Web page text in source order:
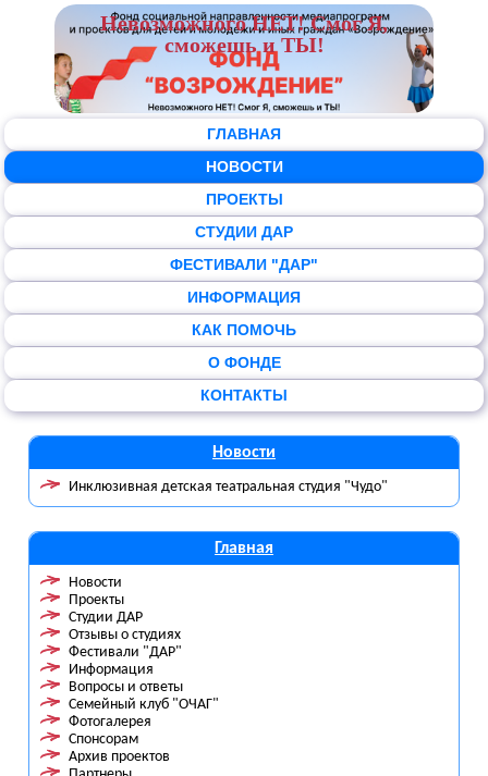
Невозможного НЕТ! Смог Я,
сможешь и ТЫ!
ГЛАВНАЯ
НОВОСТИ
ПРОЕКТЫ
СТУДИИ ДАР
ФЕСТИВАЛИ "ДАР"
ИНФОРМАЦИЯ
КАК ПОМОЧЬ
О ФОНДЕ
КОНТАКТЫ
Новости
Инклюзивная детская театральная студия "Чудо"
Главная
Новости
Проекты
Студии ДАР
Отзывы о студиях
Фестивали "ДАР"
Информация
Вопросы и ответы
Семейный клуб "ОЧАГ"
Фотогалерея
Спонсорам
Архив проектов